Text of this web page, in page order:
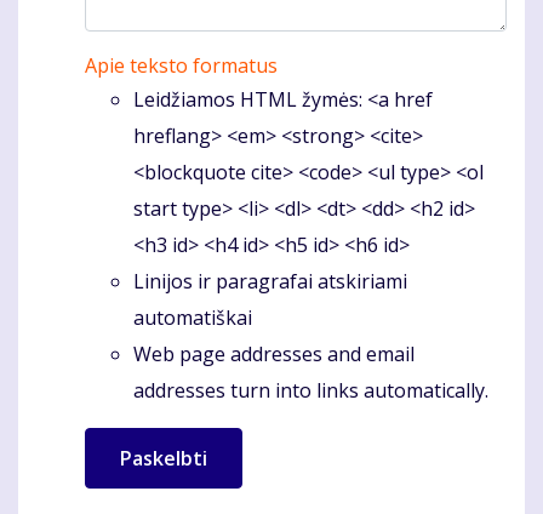
Apie teksto formatus
Leidžiamos HTML žymės: <a href
hreflang> <em> <strong> <cite>
<blockquote cite> <code> <ul type> <ol
start type> <li> <dl> <dt> <dd> <h2 id>
<h3 id> <h4 id> <h5 id> <h6 id>
Linijos ir paragrafai atskiriami
automatiškai
Web page addresses and email
addresses turn into links automatically.